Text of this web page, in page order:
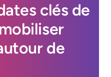
clés de
de